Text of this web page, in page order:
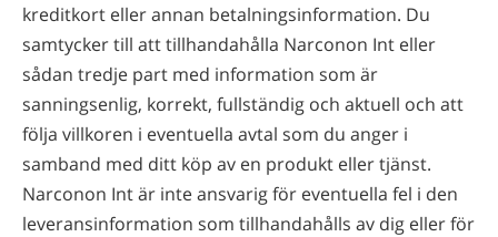
kreditkort eller annan betalningsinformation. Du
samtycker till att tillhandahålla Narconon Int eller
sådan tredje part med information som är
sanningsenlig, korrekt, fullständig och aktuell och att
följa villkoren i eventuella avtal som du anger i
samband med ditt köp av en produkt eller tjänst.
Narconon Int är inte ansvarig för eventuella fel i den
leveransinformation som tillhandahålls av dig eller för